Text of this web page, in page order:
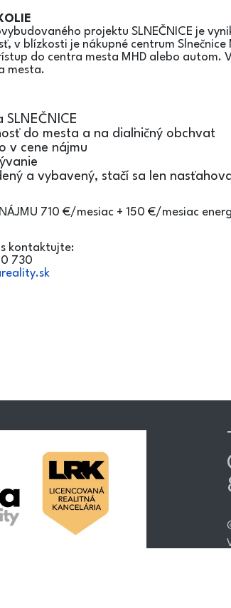
projektu SLNEČNICE je
v blízkosti je nákupné centrum
do centra mesta MHD alebo autom.
mesta.
do mesta a na diaľničný obchvat
v cene nájmu
a vybavený, stačí sa len
NÁJMU 710 €/mesiac + 150 €/mesiac
kontaktujte:
730